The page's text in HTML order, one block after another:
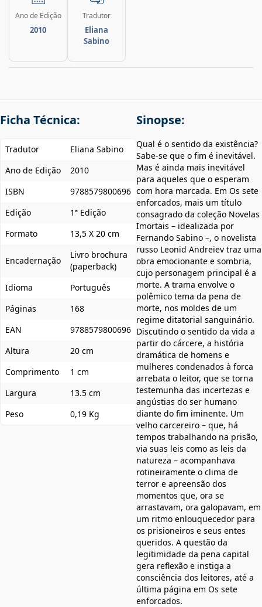
Ano de Edição
2010
Tradutor
Eliana
Sabino
Ficha Técnica:
Tradutor
Eliana Sabino
Ano de Edição
2010
ISBN
9788579800696
Edição
1ª Edição
Formato
13,5 X 20 cm
Encadernação
Livro brochura
(paperback)
Idioma
Português
Páginas
168
EAN
9788579800696
Altura
20 cm
Comprimento
1 cm
Largura
13.5 cm
Peso
0,19 Kg
Sinopse:
Qual é o sentido da existência?
Sabe-se que o fim é inevitável.
Mas é ainda mais inevitável
para aqueles que o esperam
com hora marcada. Em Os sete
enforcados, mais um título
consagrado da coleção Novelas
Imortais – idealizada por
Fernando Sabino –, o novelista
russo Leonid Andreiev traz uma
obra emocionante e sombria,
cujo personagem principal é a
morte. A trama envolve o
polêmico tema da pena de
morte, nos moldes de um
regime ditatorial sanguinário.
Discutindo o sentido da vida a
partir do cárcere, a história
dramática de homens e
mulheres condenados à forca
arrebata o leitor, que se torna
testemunha das incertezas e
angústias do ser humano
diante do fim iminente. Um
velho carcereiro – que, há
tempos trabalhando na prisão,
via suas leis como as leis da
natureza – acompanhava
rotineiramente o clima de
terror e apreensão dos
momentos que, ora se
arrastavam, ora galopavam, em
um ritmo enlouquecedor para
os prisioneiros e seus entes
queridos. A questão da
legitimidade da pena capital
gera reflexão e instiga a
consciência dos leitores, até a
última página em Os sete
enforcados.